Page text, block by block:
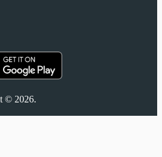
© 2026.